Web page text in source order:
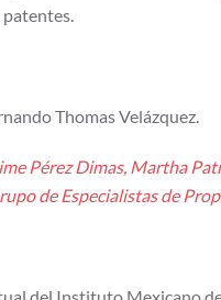
Thomas Velázquez.
Pérez Dimas, Martha
de Especialistas de